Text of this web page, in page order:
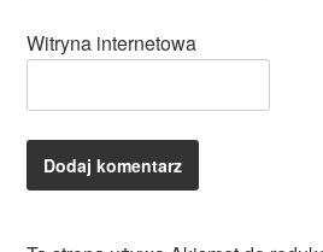
Witryna internetowa